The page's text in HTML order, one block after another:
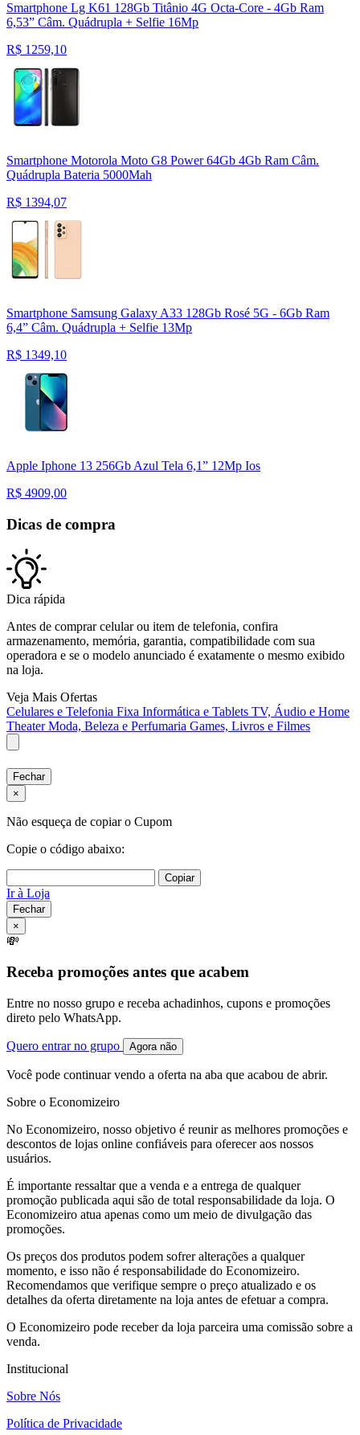
Smartphone Lg K61 128Gb Titânio 4G Octa-Core - 4Gb Ram
6,53” Câm. Quádrupla + Selfie 16Mp
R$ 1259,10
Smartphone Motorola Moto G8 Power 64Gb 4Gb Ram Câm.
Quádrupla Bateria 5000Mah
R$ 1394,07
Smartphone Samsung Galaxy A33 128Gb Rosé 5G - 6Gb Ram
6,4” Câm. Quádrupla + Selfie 13Mp
R$ 1349,10
Apple Iphone 13 256Gb Azul Tela 6,1” 12Mp Ios
R$ 4909,00
Dicas de compra
Dica rápida
Antes de comprar celular ou item de telefonia, confira
armazenamento, memória, garantia, compatibilidade com sua
operadora e se o modelo anunciado é exatamente o mesmo exibido
na loja.
Veja Mais Ofertas
Celulares e Telefonia Fixa Informática e Tablets TV, Áudio e Home
TheaterModa, Beleza e Perfumaria Games, Livros e Filmes
Fechar
×
Não esqueça de copiar o Cupom
Copie o código abaixo:
Copiar
Ir à Loja
Fechar
×
💸
Receba promoções antes que acabem
Entre no nosso grupo e receba achadinhos, cupons e promoções
direto pelo WhatsApp.
Quero entrar no grupo Agora não
Você pode continuar vendo a oferta na aba que acabou de abrir.
Sobre o Economizeiro
No Economizeiro, nosso objetivo é reunir as melhores promoções e
descontos de lojas online confiáveis para oferecer aos nossos
usuários.
É importante ressaltar que a venda e a entrega de qualquer
promoção publicada aqui são de total responsabilidade da loja. O
Economizeiro atua apenas como um meio de divulgação das
promoções.
Os preços dos produtos podem sofrer alterações a qualquer
momento, e isso não é responsabilidade do Economizeiro.
Recomendamos que verifique sempre o preço atualizado e os
detalhes da oferta diretamente na loja antes de efetuar a compra.
O Economizeiro pode receber da loja parceira uma comissão sobre a
venda.
Institucional
Sobre Nós
Política de Privacidade